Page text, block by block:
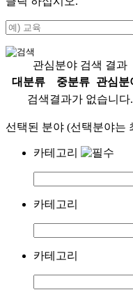
관심분야 검색 결과
대분류
중분류
관심분
검색결과가 없습니다.
선택된 분야 (선택분야는
카테고리
카테고리
카테고리